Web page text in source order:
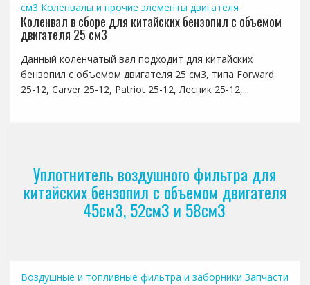
см3 Коленвалы и прочие элементы двигателя
Коленвал в сборе для китайских бензопил с объемом
двигателя 25 см3
Данный коленчатый вал подходит для китайских
бензопил с объемом двигателя 25 см3, типа Forward
25-12, Carver 25-12, Patriot 25-12, Лесник 25-12,...
Уплотнитель воздушного фильтра для
китайских бензопил с объемом двигателя
45см3, 52см3 и 58см3
Воздушные и топливные фильтра и заборники Запчасти